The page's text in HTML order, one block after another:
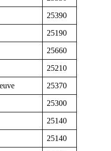
25390
25190
25660
25210
25370
25300
25140
25140